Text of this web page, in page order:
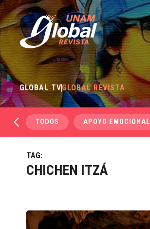
GLOBAL TVGLOBAL REVISTA
TODOS APOYO EMOCIONAL
TAG:
CHICHEN ITZÁ